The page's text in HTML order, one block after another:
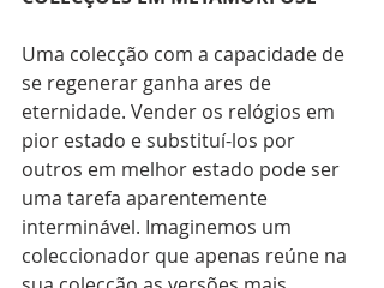
Uma colecção com a capacidade de
se regenerar ganha ares de
eternidade. Vender os relógios em
pior estado e substituí-los por
outros em melhor estado pode ser
uma tarefa aparentemente
interminável. Imaginemos um
coleccionador que apenas reúne na